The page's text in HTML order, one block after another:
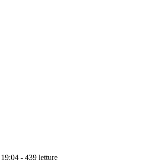
- 439 letture